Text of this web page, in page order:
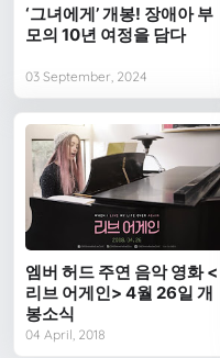
‘그녀에게’ 개봉! 장애아 부
모의 10년 여정을 담다
03 September, 2024
엠버 허드 주연 음악 영화 <
리브 어게인> 4월 26일 개
봉소식
04 April, 2018